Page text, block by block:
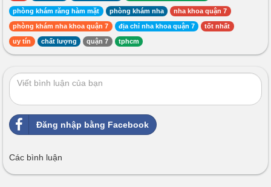
phòng khám răng hàm mặt phòng khám nha nha khoa quận 7
phòng khám nha khoa quận 7 địa chỉ nha khoa quận 7 tốt nhất
uy tín chất lượng quận 7 tphcm
Đăng nhập bằng Facebook
Các bình luận